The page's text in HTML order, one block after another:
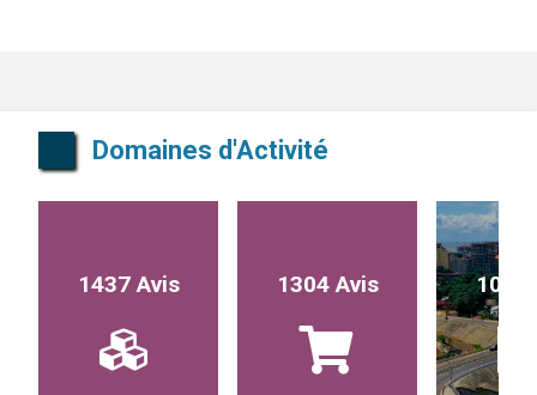
Domaines d'Activité
1437 Avis 1304 Avis 1017